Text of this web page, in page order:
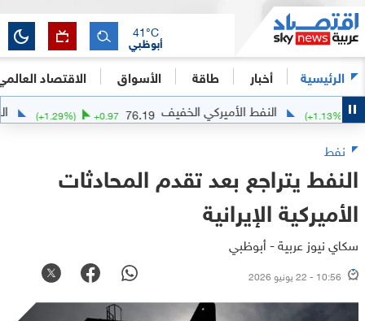
الرئيسية أخبار طاقة الأسواق الاقتصاد
أبوظبي
41°C
+ النفط الأميركي الخفيف 76.19
+0.97
(+ 1.29%) الفضة
نفط
النفط يتراجع بعد تقدم المحادثات
الأميركية الإيرانية
سكاي نيوز عربية - أبوظبي
10:56 - 22 يونيو 2026